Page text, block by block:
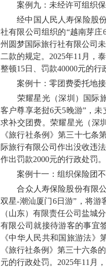
案例九：未经许可组织保
经中国人民人寿保险股份
社有限公司组织的“越南芽
州圆梦国际旅行社有限公司
二款的规定。2025年11月，
整顿15日、罚款40000元的
案例十：零团费委托地接
荣耀星光（深圳）国际旅
客户尊享老挝6天5晚游”，
求补交团费。荣耀星光（深
《旅行社条例》第三十七条
际旅行有限公司作出没收违
作出罚款2000元的行政处罚。
案例十一：组织保险团不
合众人寿保险股份有限公
双星-潮汕厦门6日游”，将
（山东）有限责任公司盐城
有限公司就接待游客的事宜
《中华人民共和国旅游法
《旅行社条例》第三十六条
元的行政处罚。2025年11月